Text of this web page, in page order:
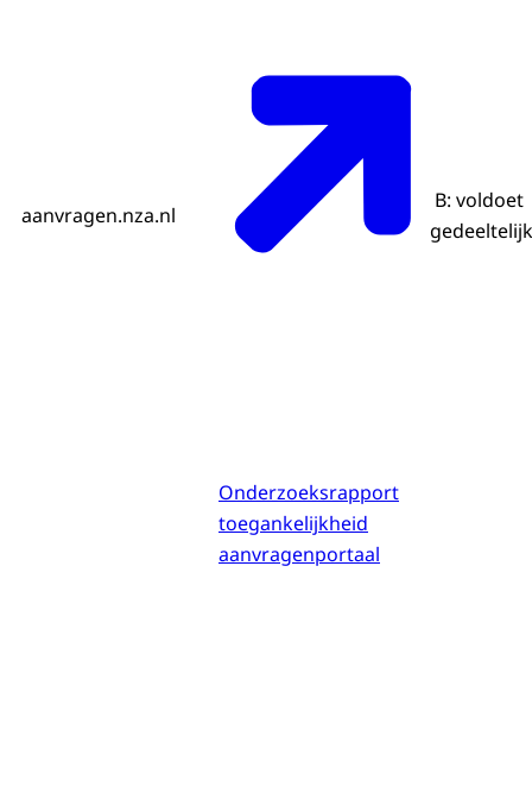
aanvragen.nza.nl
Onderzoeksrapport
toegankelijkheid
aanvragenportaal
B: voldoet
gedeeltelijk